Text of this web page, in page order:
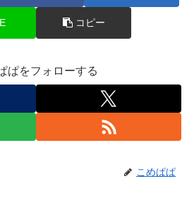
コピー
ぱをフォローする
こめぱぱ